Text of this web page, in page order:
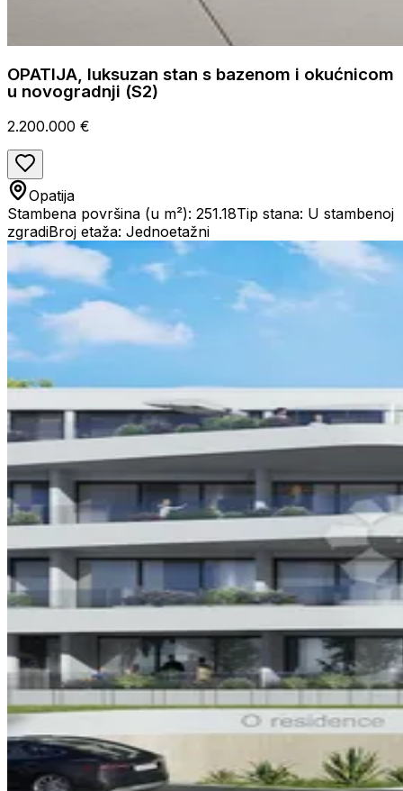
OPATIJA, luksuzan stan s bazenom i okućnicom
u novogradnji (S2)
2.200.000 €
Opatija
Stambena površina (u m²): 251.18Tip stana: U stambenoj
zgradiBroj etaža: Jednoetažni